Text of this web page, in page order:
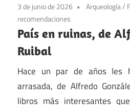
3 de junio de 2026 Arqueología/
recomendaciones
País en ruinas, de
Ruibal
Hace un par de años les
arrasada, de Alfredo
libros más interesantes